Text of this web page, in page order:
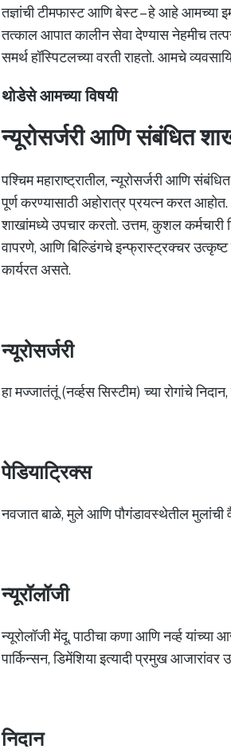
तज्ञांची टीमफास्ट आणि बेस्ट – हे आहे आमच्या
तत्काल आपात कालीन सेवा देण्यास नेहमीच
समर्थ हॉस्पिटलच्या वरती राहतो. आमचे
थोडेसे आमच्या विषयी
न्यूरोसर्जरी आणि संबंधित
पश्चिम महाराष्ट्रातील, न्यूरोसर्जरी आणि
पूर्ण करण्यासाठी अहोरात्र प्रयत्न करत आहोत.
शाखांमध्ये उपचार करतो. उत्तम, कुशल
वापरणे, आणि बिल्डिंगचे इन्फ्रास्ट्रक्चर
कार्यरत असते.
न्यूरोसर्जरी
हा मज्जातंतूं (नर्व्हस सिस्टीम) च्या रोगांचे
पेडियाट्रिक्स
नवजात बाळे, मुले आणि पौगंडावस्थेतील मुलांची
न्यूरॉलॉजी
न्यूरोलॉजी मेंदू, पाठीचा कणा आणि नर्व्ह
पार्किन्सन, डिमेंशिया इत्यादी प्रमुख
निदान